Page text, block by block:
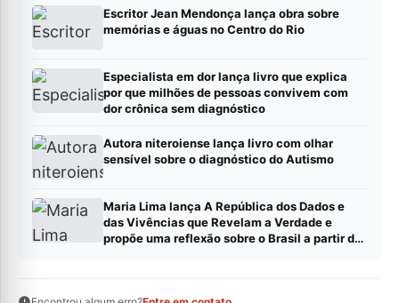
Escritor Jean Mendonça lança obra sobre
memórias e águas no Centro do Rio
Especialista em dor lança livro que explica
por que milhões de pessoas convivem com
dor crônica sem diagnóstico
Autora niteroiense lança livro com olhar
sensível sobre o diagnóstico do Autismo
Maria Lima lança A República dos Dados e
das Vivências que Revelam a Verdade e
propõe uma reflexão sobre o Brasil a partir de